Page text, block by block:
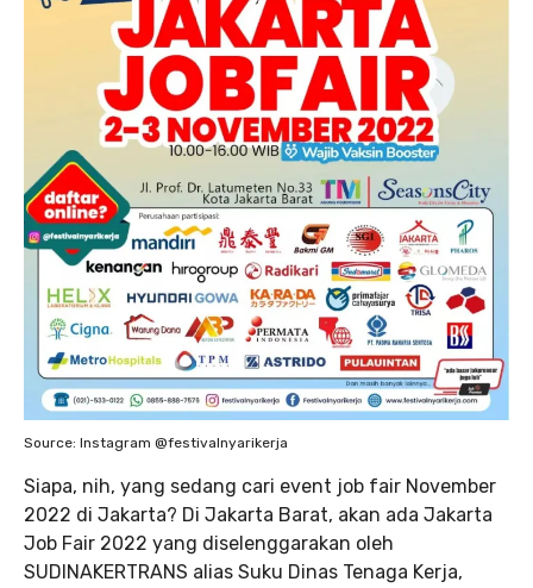
Source: Instagram @festivalnyarikerja
Siapa, nih, yang sedang cari event job fair November
2022 di Jakarta? Di Jakarta Barat, akan ada Jakarta
Job Fair 2022 yang diselenggarakan oleh
SUDINAKERTRANS alias Suku Dinas Tenaga Kerja,